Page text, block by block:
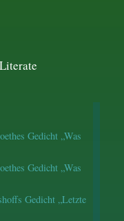
Gedicht „Was
Gedicht „Was
Gedicht „Letzte